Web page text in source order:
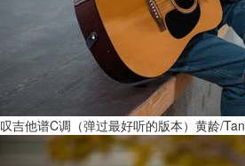
叹吉他谱C调（弹过最好听的版本）黄龄/